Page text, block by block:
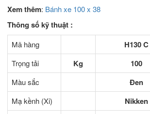
Xem thêm: Bánh xe 100 x 38
Thông số kỹ thuật :
Mã hàng H130 C
Trọng tải Kg 100
Màu sắc Đen
Mạ kềnh (Xi) Nikken